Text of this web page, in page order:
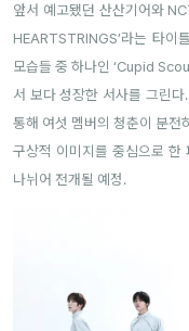
앞서 예고됐던 산산기어와
HEARTSTRINGS’라는 타이
모습들 중 하나인 ‘Cupid
서 보다 성장한 서사를 그린
통해 여섯 멤버의 청춘이 분전
구상적 이미지를 중심으로 한
나뉘어 전개될 예정.